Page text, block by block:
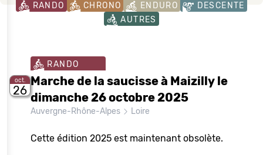
RANDO CHRONO ENDURO
DESCENTE
AUTRES
oct.
26
RANDO
Marche de la saucisse à Maizilly le
dimanche 26 octobre 2025
Auvergne-Rhône-Alpes Loire
Cette édition 2025 est maintenant obsolète.